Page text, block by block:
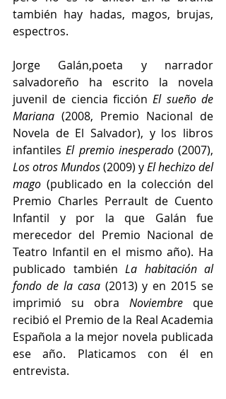
también hay hadas, magos, brujas,
espectros.
Jorge Galán,poeta y narrador
salvadoreño ha escrito la novela
juvenil de ciencia ficción El sueño de
Mariana (2008, Premio Nacional de
Novela de El Salvador), y los libros
infantiles El premio inesperado
Los otros Mundos (2009) y El hechizo del
mago (publicado en la colección del
Premio Charles Perrault de Cuento
Infantil y por la que Galán fue
merecedor del Premio Nacional de
Teatro Infantil en el mismo año). Ha
publicado también La habitación al
fondo de la casa (2013) y en 2015 se
imprimió su obra Noviembre que
recibió el Premio de la Real Academia
Española a la mejor novela publicada
ese año. Platicamos con él en
entrevista.